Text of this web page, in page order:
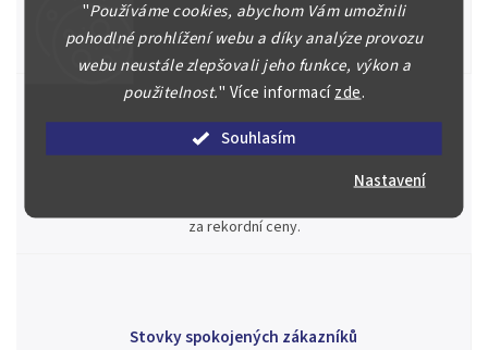
"Používáme cookies, abychom Vám umožnili
pohodlné prohlížení webu a díky analýze provozu
webu neustále zlepšovali jeho funkce, výkon a
použitelnost." Více informacízde.
Souhlasím
Nastavení
Posoudíme kvalitu a pravost Vašeho materiálu, prodáme v naší
aukci nebo Vám poradíme kam investovat.
Jsme zde pro Vás nepřetržitě již od roku 2000
Během té doby jsme v našich aukcích prodali významné sbírky i
za rekordní ceny.
Stovky spokojených zákazníků